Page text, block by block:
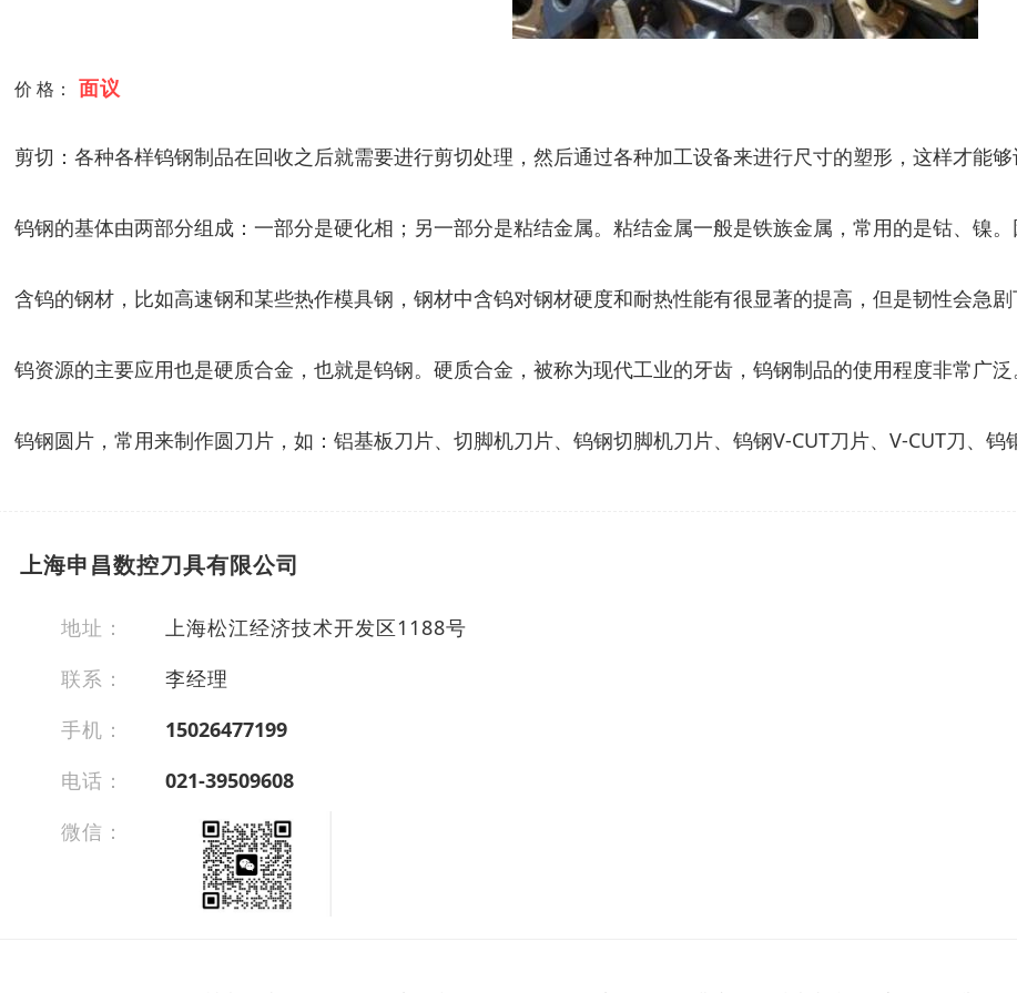
价 格： 面议
剪切：各种各样钨钢制品在回收之后就需要进行剪切处理，然后通过各种加工设备来进行尺寸的塑形，这样才能够
钨钢的基体由两部分组成：一部分是硬化相；另一部分是粘结金属。粘结金属一般是铁族金属，常用的是钴、镍
含钨的钢材，比如高速钢和某些热作模具钢，钢材中含钨对钢材硬度和耐热性能有很显著的提高，但是韧性会急剧
钨资源的主要应用也是硬质合金，也就是钨钢。硬质合金，被称为现代工业的牙齿，钨钢制品的使用程度非常广泛
钨钢圆片，常用来制作圆刀片，如：铝基板刀片、切脚机刀片、钨钢切脚机刀片、钨钢V-CUT刀片、V-CUT刀、钨
上海申昌数控刀具有限公司
地址：
上海松江经济技术开发区1188号
联系：
李经理
手机：
15026477199
电话：
021-39509608
微信：